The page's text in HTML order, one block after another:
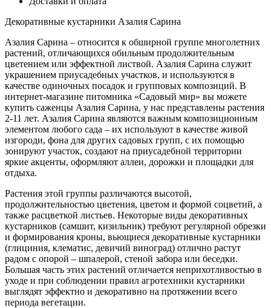
Декоративные кустарники Азалия Сарина
Азалия Сарина – относится к обширной группе многолетних
растений, отличающихся обильным продолжительным
цветением или эффектной листвой. Азалия Сарина служит
украшением приусадебных участков, и используются в
качестве одиночных посадок и групповых композиций. В
интернет-магазине питомника «Садовый мир» вы можете
купить саженцы Азалия Сарина, у нас представлены растения
2-11 лет. Азалия Сарина являются важным композиционным
элементом любого сада – их используют в качестве живой
изгороди, фона для других садовых групп, с их помощью
зонируют участок, создают на приусадебной территории
яркие акценты, оформляют аллеи, дорожки и площадки для
отдыха.
Растения этой группы различаются высотой,
продолжительностью цветения, цветом и формой соцветий, а
также расцветкой листьев. Некоторые виды декоративных
кустарников (самшит, кизильник) требуют регулярной обрезки
и формирования кроны, вьющиеся декоративные кустарники
(глициния, клематис, девичий виноград) отлично растут
радом с опорой – шпалерой, стеной забора или беседки.
Большая часть этих растений отличается неприхотливостью в
уходе и при соблюдении правил агротехники кустарники
выглядят эффектно и декоративно на протяжении всего
периода вегетации.